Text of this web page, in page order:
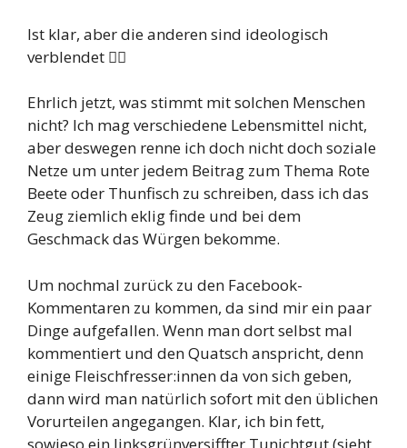
Ist klar, aber die anderen sind ideologisch
verblendet 🤦‍♂️
Ehrlich jetzt, was stimmt mit solchen Menschen
nicht? Ich mag verschiedene Lebensmittel nicht,
aber deswegen renne ich doch nicht doch soziale
Netze um unter jedem Beitrag zum Thema Rote
Beete oder Thunfisch zu schreiben, dass ich das
Zeug ziemlich eklig finde und bei dem
Geschmack das Würgen bekomme.
Um nochmal zurück zu den Facebook-
Kommentaren zu kommen, da sind mir ein paar
Dinge aufgefallen. Wenn man dort selbst mal
kommentiert und den Quatsch anspricht, denn
einige Fleischfresser:innen da von sich geben,
dann wird man natürlich sofort mit den üblichen
Vorurteilen angegangen. Klar, ich bin fett,
sowieso ein linksgrünversiffter Tunichtgut (sieht